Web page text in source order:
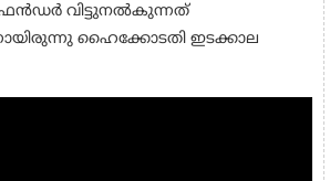
വിട്ടുനല്‍കുന്നത്
ഹൈക്കോടതി ഇടക്കാല